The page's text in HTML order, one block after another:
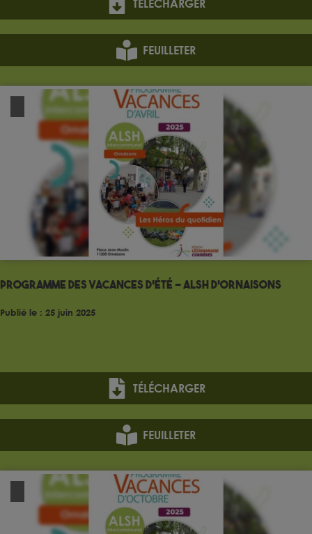
TÉLÉCHARGER
FEUILLETER
Programme des vacances d’été – ALSH d’Ornaisons
Publié le : 25 juin 2025
TÉLÉCHARGER
FEUILLETER